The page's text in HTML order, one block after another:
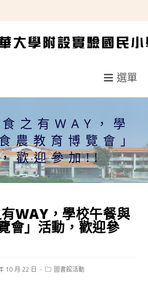
選單
之有WAY，學
農教育博覽會」
歡迎參加!!
有WAY，學校午餐與
會」活動，歡迎參
10 月 22 日
Post圖書館活動